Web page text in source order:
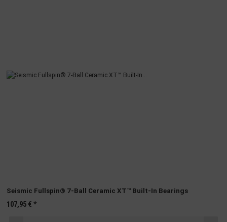
Seismic Fullspin® 7-Ball Ceramic XT™ Built-In Bearings
107,95 € *